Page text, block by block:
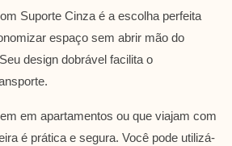
Suporte Cinza é a escolha perfeita
espaço sem abrir mão do
design dobrável facilita o
em apartamentos ou que viajam com
é prática e segura. Você pode utilizá-